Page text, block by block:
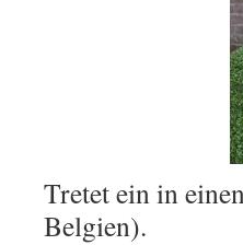
Tretet ein in
Belgien).